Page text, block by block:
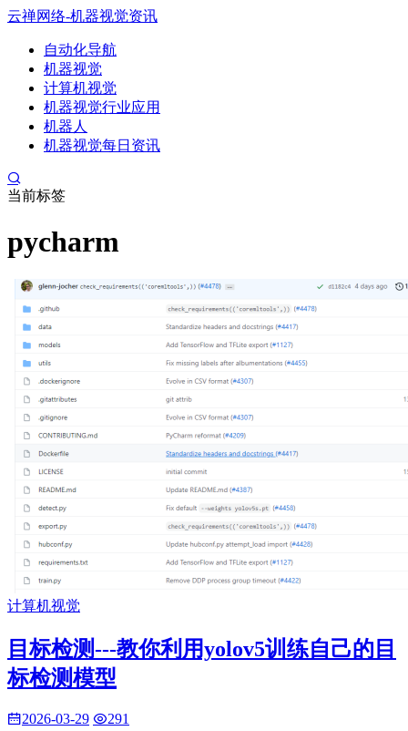
云禅网络-机器视觉资讯
自动化导航
机器视觉
计算机视觉
机器视觉行业应用
机器人
机器视觉每日资讯
当前标签
pycharm
计算机视觉
目标检测---教你利用yolov5训练自己的目
标检测模型
2026-03-29 291